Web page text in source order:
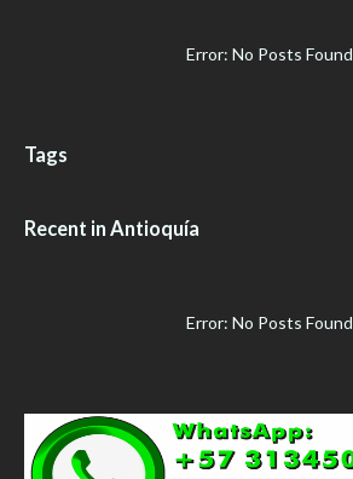
Error: No Posts Found
Tags
Recent in Antioquía
Error: No Posts Found